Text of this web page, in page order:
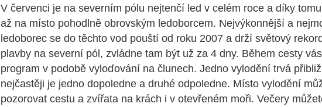
V červenci je na severním pólu nejtenčí led v celém roce a díky
až na místo pohodlně obrovským ledoborcem. Nejvýkonnější a
ledoborec se do těchto vod pouští od roku 2007 a drží světový
plavby na severní pól, zvládne tam být už za 4 dny. Během cesty
program v podobě vyloďování na člunech. Jedno vylodění trvá
nejčastěji je jedno dopoledne a druhé odpoledne. Místo vylodění
pozorovat cestu a zvířata na krách i v otevřeném moři. Večery